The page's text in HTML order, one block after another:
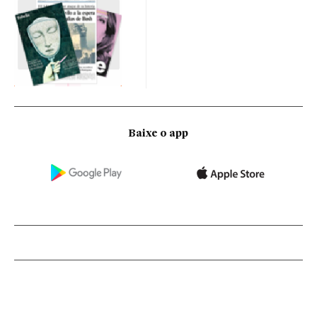
Baixe o app